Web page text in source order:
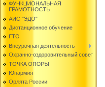
ФУНКЦИОНАЛЬНАЯ
ГРАМОТНОСТЬ
АИС "ЭДО"
Дистанционное обучение
ГТО
Внеурочная деятельность
Охранно-оздоровительный совет
ТОЧКА ОПОРЫ
Юнармия
Орлята России